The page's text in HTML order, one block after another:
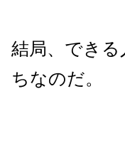
結局、でき
ちなのだ。